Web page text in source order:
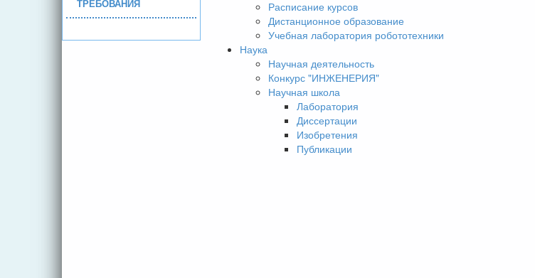
ТРЕБОВАНИЯ
Расписание курсов
Дистанционное образование
Учебная лаборатория робототехники
Наука
Научная деятельность
Конкурс "ИНЖЕНЕРИЯ"
Научная школа
Лаборатория
Диссертации
Изобретения
Публикации